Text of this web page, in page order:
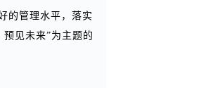
的管理水平， 落实
见未来”为主题的